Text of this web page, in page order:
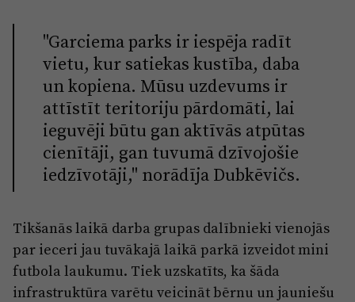
"Garciema parks ir iespēja radīt
vietu, kur satiekas kustība, daba
un kopiena. Mūsu uzdevums ir
attīstīt teritoriju pārdomāti, lai
ieguvēji būtu gan aktīvās atpūtas
cienītāji, gan tuvumā dzīvojošie
iedzīvotāji," norādīja Dubkēvičs.
Tikšanās laikā darba grupas dalībnieki vienojās
par ieceri jau tuvākajā laikā parkā izveidot mini
futbola laukumu. Tiek uzskatīts, ka šāda
infrastruktūra varētu veicināt bērnu un jauniešu